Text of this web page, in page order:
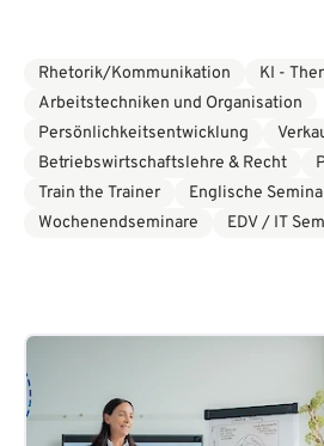
Rhetorik/Kommunikation KI -
Arbeitstechniken und Organisation
Persönlichkeitsentwicklung
Betriebswirtschaftslehre & Recht
Train the Trainer
Englische
Wochenendseminare
EDV / IT